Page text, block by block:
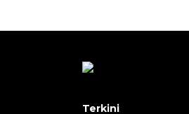
Terkini